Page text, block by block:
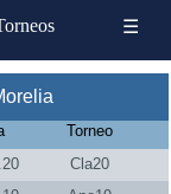
☰
Torneo
Cla20